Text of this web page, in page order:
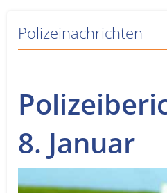
Nachrichten
Sendungen
Sender
Werbung
Polizeinachrichten
8. Januar